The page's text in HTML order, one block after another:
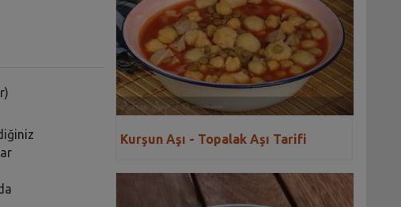
Kurşun Aşı - Topalak Aşı Tarifi